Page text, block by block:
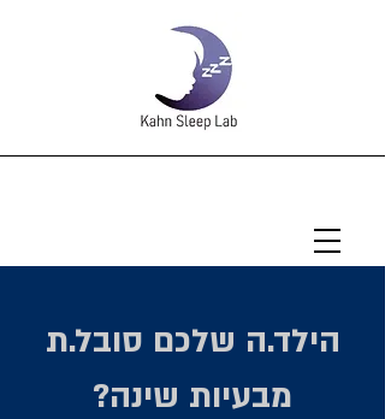
הילד.ה שלכם סובל.ת
מבעיות שינה?